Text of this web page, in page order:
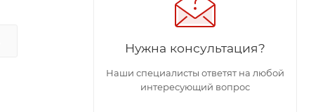
Нужна консультация?
Наши специалисты ответят на любой
интересующий вопрос